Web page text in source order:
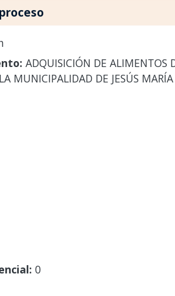
ADQUISICIÓN DE ALIMENTOS
MUNICIPALIDAD DE JESÚS MARÍA
0